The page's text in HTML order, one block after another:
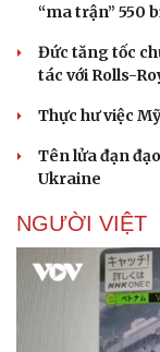
“ma trận” 550
Đức tăng tốc
tác với Rolls-
Thực hư việc
Tên lửa đạn
Ukraine
NGƯỜI VIỆT